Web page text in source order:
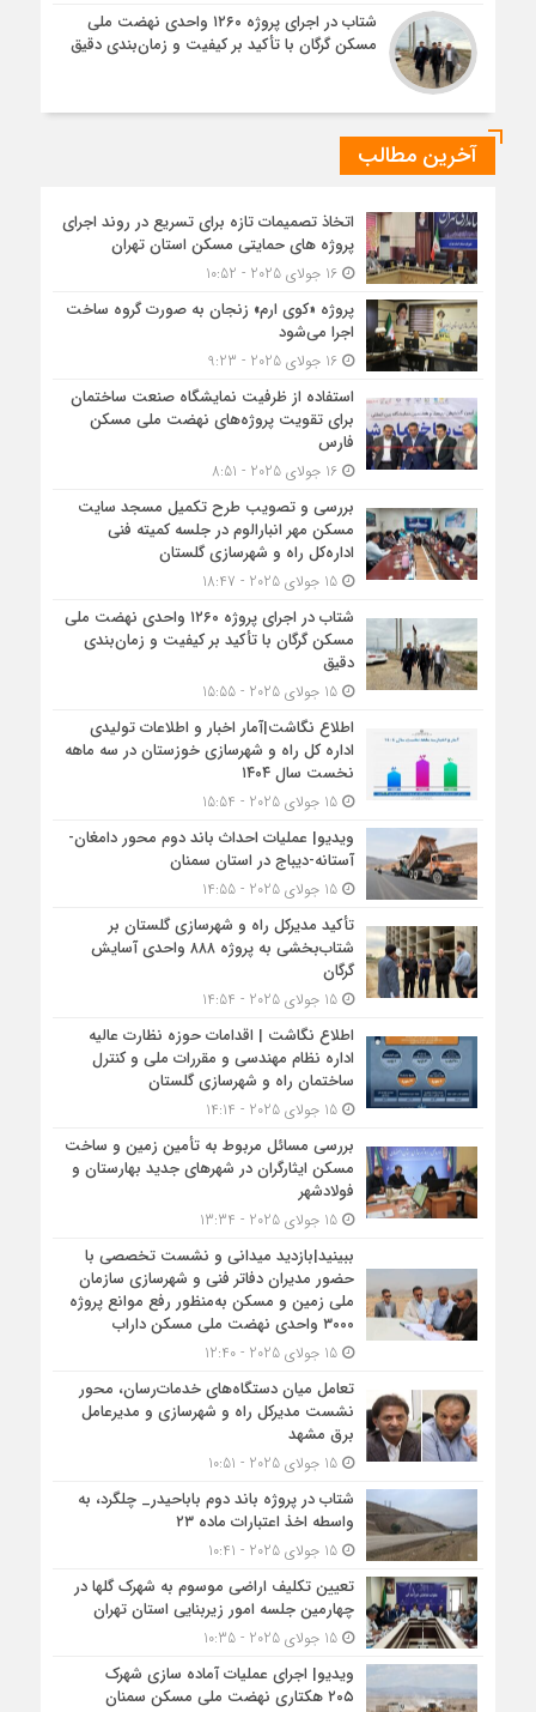
شتاب در اجرای پروژه ۱۲۶۰ واحدی نهضت ملی
مسکن گرگان با تأکید بر کیفیت و زمان‌بندی دقیق
آخرین مطالب
اتخاذ تصمیمات تازه برای تسریع در روند اجرای
پروژه های حمایتی مسکن استان تهران
16 جولای 2025 - 10:52
پروژه «کوی ارم» زنجان به صورت گروه ساخت
اجرا می‌شود
16 جولای 2025 - 9:23
استفاده از ظرفیت نمایشگاه صنعت ساختمان
برای تقویت پروژه‌های نهضت ملی مسکن
فارس
16 جولای 2025 - 8:51
بررسی و تصویب طرح تکمیل مسجد سایت
مسکن مهر انبارالوم در جلسه کمیته فنی
اداره‌کل راه و شهرسازی گلستان
15 جولای 2025 - 18:47
شتاب در اجرای پروژه ۱۲۶۰ واحدی نهضت ملی
مسکن گرگان با تأکید بر کیفیت و زمان‌بندی
دقیق
15 جولای 2025 - 15:55
اطلاع نگاشت|آمار اخبار و اطلاعات تولیدی
اداره کل راه و شهرسازی خوزستان در سه ماهه
نخست سال ۱۴۰۴
15 جولای 2025 - 15:54
ویدیو| عملیات احداث باند دوم محور دامغان-
آستانه-دیباج در استان سمنان
15 جولای 2025 - 14:55
تأکید مدیرکل راه و شهرسازی گلستان بر
شتاب‌بخشی به پروژه ۸۸۸ واحدی آسایش
گرگان
15 جولای 2025 - 14:54
اطلاع نگاشت | اقدامات حوزه نظارت عالیه
اداره نظام مهندسی و مقررات ملی و کنترل
ساختمان راه و شهرسازی گلستان
15 جولای 2025 - 14:14
بررسی مسائل مربوط به تأمین زمین و ساخت
مسکن ایثارگران در شهرهای جدید بهارستان و
فولادشهر
15 جولای 2025 - 13:34
ببینید|بازدید میدانی و نشست تخصصی با
حضور مدیران دفاتر فنی و شهرسازی سازمان
ملی زمین و مسکن به‌منظور رفع موانع پروژه
۳۰۰۰ واحدی نهضت ملی مسکن داراب
15 جولای 2025 - 12:40
تعامل میان دستگاه‌های خدمات‌رسان، محور
نشست مدیرکل راه و شهرسازی و مدیرعامل
برق مشهد
15 جولای 2025 - 10:51
شتاب در پروژه باند دوم باباحیدر_ چلگرد، به
واسطه اخذ اعتبارات ماده ۲۳
15 جولای 2025 - 10:41
تعیین تکلیف اراضی موسوم به شهرک گلها در
چهارمین جلسه امور زیربنایی استان تهران
15 جولای 2025 - 10:35
ویدیو| اجرای عملیات آماده سازی شهرک
۲۰۵ هکتاری نهضت ملی مسکن سمنان